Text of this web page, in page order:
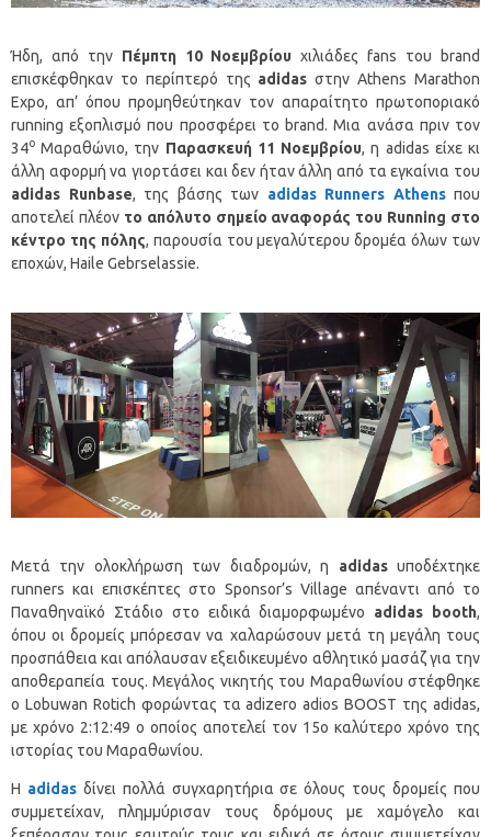
Ήδη, από την Πέμπτη 10 Νοεμβρίου χιλιάδες fans του brand
επισκέφθηκαν το περίπτερό της adidas στην Athens Marathon
Expo, απ’ όπου προμηθεύτηκαν τον απαραίτητο πρωτοποριακό
running εξοπλισμό που προσφέρει το brand. Μια ανάσα πριν τον
34ο Μαραθώνιο, την Παρασκευή 11 Νοεμβρίου, η adidas είχε κι
άλλη αφορμή να γιορτάσει και δεν ήταν άλλη από τα εγκαίνια του
adidas Runbase, της βάσης των adidas Runners Athensπου
αποτελεί πλέον το απόλυτο σημείο αναφοράς του Running στο
κέντρο της πόλης, παρουσία του μεγαλύτερου δρομέα όλων των
εποχών, Haile Gebrselassie.
Μετά την ολοκλήρωση των διαδρομών, η adidasυποδέχτηκε
runners και επισκέπτες στο Sponsor’s Village απέναντι από το
Παναθηναϊκό Στάδιο στο ειδικά διαμορφωμένο adidas booth,
όπου οι δρομείς μπόρεσαν να χαλαρώσουν μετά τη μεγάλη τους
προσπάθεια και απόλαυσαν εξειδικευμένο αθλητικό μασάζ για την
αποθεραπεία τους. Μεγάλος νικητής του Μαραθωνίου στέφθηκε
ο Lobuwan Rotich φορώντας τα adizero adios BOOST της adidas,
με χρόνο 2:12:49 ο οποίος αποτελεί τον 15ο καλύτερο χρόνο της
ιστορίας του Μαραθωνίου.
Η adidas δίνει πολλά συγχαρητήρια σε όλους τους δρομείς που
συμμετείχαν, πλημμύρισαν τους δρόμους με χαμόγελο και